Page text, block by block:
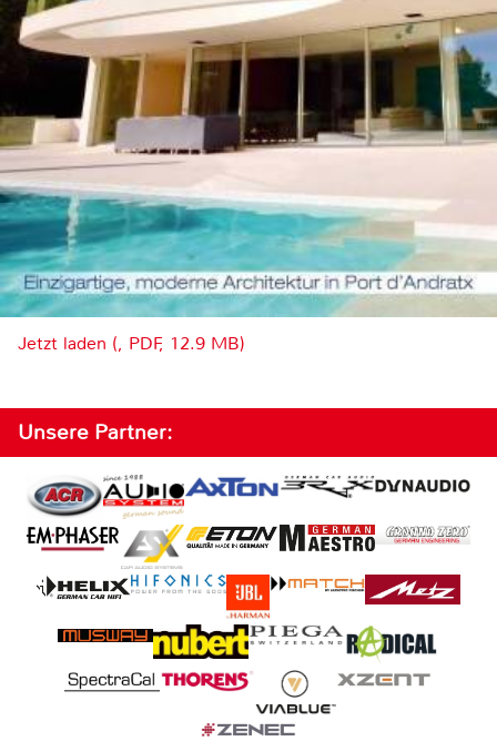
Jetzt laden (, PDF, 12.9 MB)
Unsere Partner: